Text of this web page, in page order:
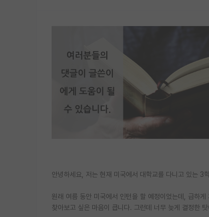
안녕하세요, 저는 현재 미국에서 대학교를 다니고 있는 3
원래 여름 동안 미국에서 인턴을 할 예정이었는데, 급하
찾아보고 싶은 마음이 큽니다. 그런데 너무 늦게 결정한